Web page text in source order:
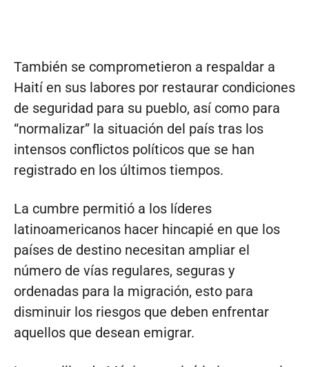
También se comprometieron a respaldar a
Haití en sus labores por restaurar condiciones
de seguridad para su pueblo, así como para
“normalizar” la situación del país tras los
intensos conflictos políticos que se han
registrado en los últimos tiempos.
La cumbre permitió a los líderes
latinoamericanos hacer hincapié en que los
países de destino necesitan ampliar el
número de vías regulares, seguras y
ordenadas para la migración, esto para
disminuir los riesgos que deben enfrentar
aquellos que desean emigrar.